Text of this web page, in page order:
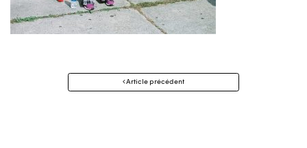
Navigation
Article précédent